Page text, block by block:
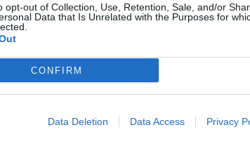
opt-out of Collection, Use, Retention, Sale, and/or
Data that Is Unrelated with the Purposes for
CONFIRM
Data Deletion Data Access Privacy
20.30
DEFINITIVO - FINAL FOUR (SEMIFINALI)
G2 - Vincente G1
G3 - Vincente G4
- Vincente SF2